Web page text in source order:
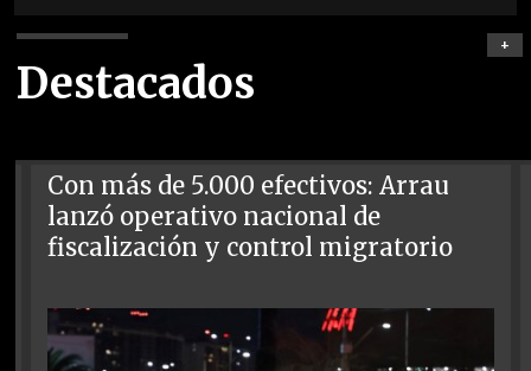
Destacados
+
Con más de 5.000 efectivos: Arrau
lanzó operativo nacional de
fiscalización y control migratorio